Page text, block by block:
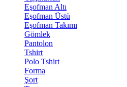
Eşofman Altı
Eşofman Üstü
Eşofman Takımı
Gömlek
Pantolon
Tshirt
Polo Tshirt
Forma
Şort